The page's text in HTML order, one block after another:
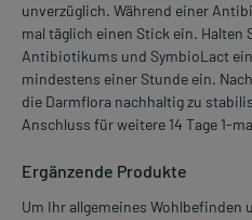
unverzüglich. Während einer
mal täglich einen Stick ein. Halten
Antibiotikums und SymbioLact
mindestens einer Stunde ein.
die Darmflora nachhaltig zu
Anschluss für weitere 14 Tage 1-
Ergänzende Produkte
Um Ihr allgemeines Wohlbefinden